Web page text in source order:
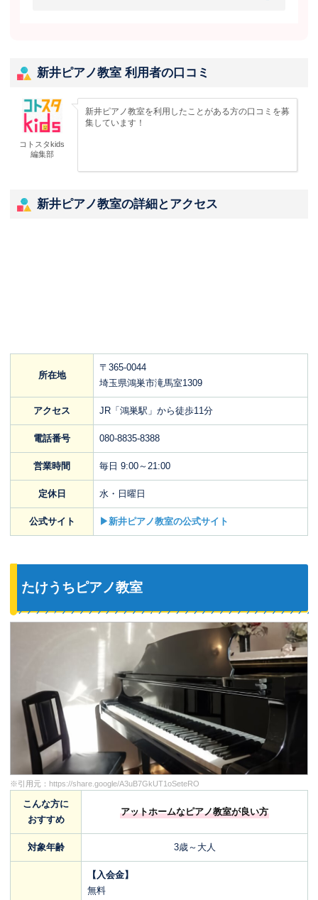
新井ピアノ教室 利用者の口コミ
コトスタkids
編集部
新井ピアノ教室を利用したことがある方の口コミを募
集しています！
新井ピアノ教室の詳細とアクセス
所在地
〒365-0044
埼玉県鴻巣市滝馬室1309
アクセス JR「鴻巣駅」から徒歩11分
電話番号 080-8835-8388
営業時間 毎日 9:00～21:00
定休日 水・日曜日
公式サイト ▶新井ピアノ教室の公式サイト
たけうちピアノ教室
※引用元： https://share.google/A3uB7GkUT1oSeteRO
こんな方に
おすすめ
アットホームなピアノ教室が良い方
対象年齢 3歳～大人
【入会金】
無料